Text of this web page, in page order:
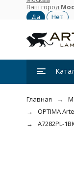
Ваш город
Главная
OPTIMA
A7282PL-